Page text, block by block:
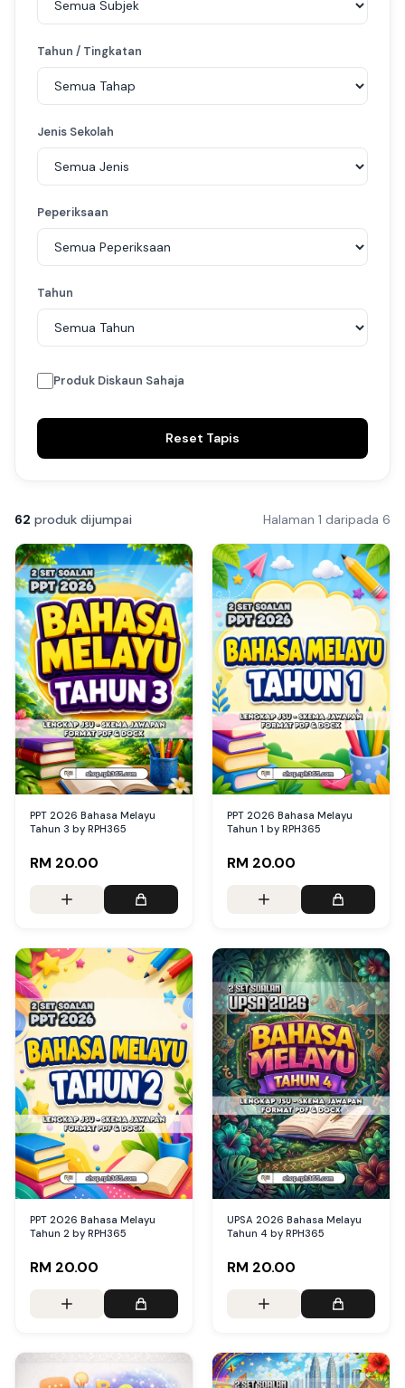
Tahun / Tingkatan
Jenis Sekolah
Peperiksaan
Tahun
Produk Diskaun Sahaja
Reset Tapis
62 produk dijumpai Halaman 1 daripada 6
PPT 2026 Bahasa Melayu
Tahun 3 by RPH365
RM 20.00
PPT 2026 Bahasa Melayu
Tahun 1 by RPH365
RM 20.00
PPT 2026 Bahasa Melayu
Tahun 2 by RPH365
RM 20.00
UPSA 2026 Bahasa Melayu
Tahun 4 by RPH365
RM 20.00